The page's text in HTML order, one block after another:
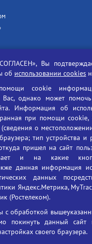
услуг
информационной
прокуратура РФ
государственный
академика И.Г. Петровского
Время работы: пн-пт 09:00-18:00
Телефон: +7(4832)58-90-85
Вы
об использовании cookies
cookie
Вас, однако может
Информация об
при помощи cookie,
о
тип устройства и
пришел на сайт
и на какие
данная информация
данных
Яндекс.Метрика,
(Ростелеком).
с обработкой
покинуть данный сайт
своего браузера.